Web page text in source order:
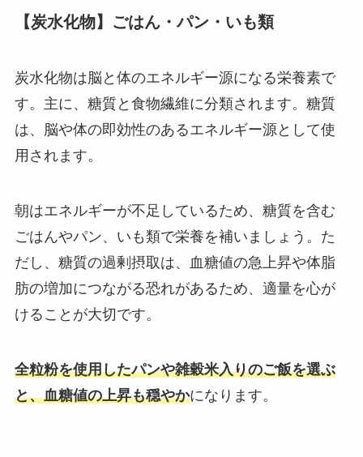
【炭水化物】ごはん・パン・いも類
炭水化物は脳と体のエネルギー源になる栄養素で
す。主に、糖質と食物繊維に分類されます。糖質
は、脳や体の即効性のあるエネルギー源として使
用されます。
朝はエネルギーが不足しているため、糖質を含む
ごはんやパン、いも類で栄養を補いましょう。た
だし、糖質の過剰摂取は、血糖値の急上昇や体脂
肪の増加につながる恐れがあるため、適量を心が
けることが大切です。
全粒粉を使用したパンや雑穀米入りのご飯を選ぶ
と、血糖値の上昇も穏やかになります。